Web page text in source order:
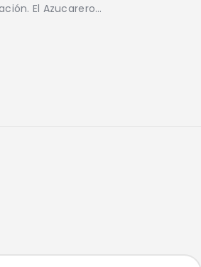
El Azucarero…